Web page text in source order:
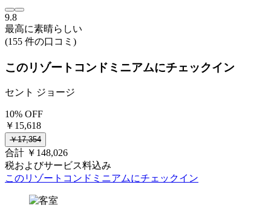
9.8
最高に素晴らしい
(155 件の口コミ)
このリゾートコンドミニアムにチェックイン
セント ジョージ
10% OFF
￥15,618
￥17,354
合計 ￥148,026
税およびサービス料込み
このリゾートコンドミニアムにチェックイン